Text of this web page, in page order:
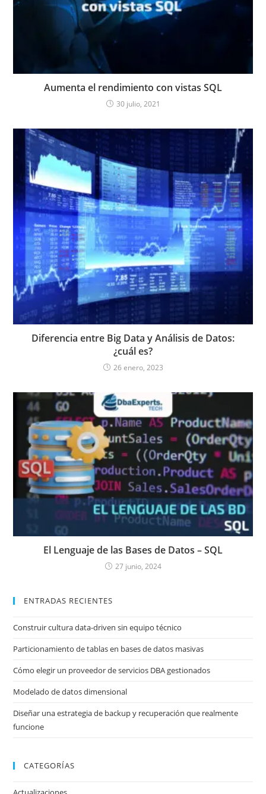
Aumenta el rendimiento con vistas SQL
30 julio, 2021
Diferencia entre Big Data y Análisis de Datos:
¿cuál es?
26 enero, 2023
El Lenguaje de las Bases de Datos – SQL
27 junio, 2024
ENTRADAS RECIENTES
Construir cultura data-driven sin equipo técnico
Particionamiento de tablas en bases de datos masivas
Cómo elegir un proveedor de servicios DBA gestionados
Modelado de datos dimensional
Diseñar una estrategia de backup y recuperación que realmente
funcione
CATEGORÍAS